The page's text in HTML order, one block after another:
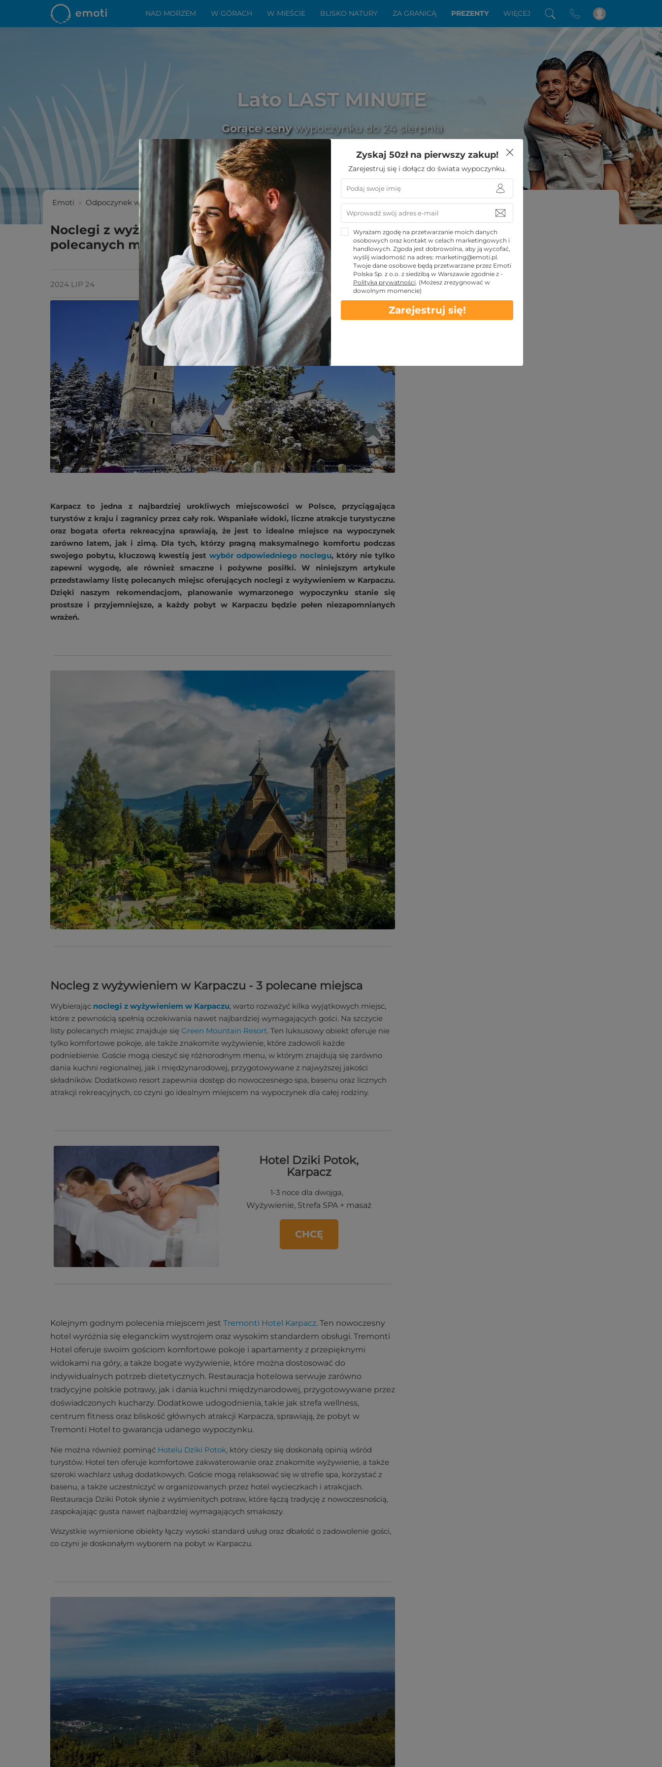
NAD MORZEM W GÓRACH W MIEŚCIE BLISKO NATURY ZA GRANICĄ PREZENTY WIĘCEJ
Lato LAST MINUTE
Gorące cenywypoczynku do 24 sierpnia
Emoti » Odpoczynek w górach Noclegi z wyżywieniem w Karpaczu
Noclegi z wyżywieniem w Karpaczu - lista
polecanych miejsc!
2024 LIP 24 Udostępnij znajomym!
TOP oferty
Karpacz to jedna z najbardziej urokliwych miejscowości w Polsce, przyciągająca
turystów z kraju i zagranicy przez cały rok. Wspaniałe widoki, liczne atrakcje turystyczne
oraz bogata oferta rekreacyjna sprawiają, że jest to idealne miejsce na wypoczynek
zarówno latem, jak i zimą. Dla tych, którzy pragną maksymalnego komfortu podczas
swojego pobytu, kluczową kwestią jest wybór odpowiedniego noclegu, który nie tylko
zapewni wygodę, ale również smaczne i pożywne posiłki. W niniejszym artykule
przedstawiamy listę polecanych miejsc oferujących noclegi z wyżywieniem w Karpaczu.
Dzięki naszym rekomendacjom, planowanie wymarzonego wypoczynku stanie się
prostsze i przyjemniejsze, a każdy pobyt w Karpaczu będzie pełen niezapomnianych
wrażeń.
Nocleg z wyżywieniem w Karpaczu - 3 polecane miejsca
Wybierając noclegi z wyżywieniem w Karpaczu, warto rozważyć kilka wyjątkowych miejsc,
które z pewnością spełnią oczekiwania nawet najbardziej wymagających gości. Na szczycie
listy polecanych miejsc znajduje się Green Mountain Resort. Ten luksusowy obiekt oferuje nie
tylko komfortowe pokoje, ale także znakomite wyżywienie, które zadowoli każde
podniebienie. Goście mogą cieszyć się różnorodnym menu, w którym znajdują się zarówno
dania kuchni regionalnej, jak i międzynarodowej, przygotowywane z najwyższej jakości
składników. Dodatkowo resort zapewnia dostęp do nowoczesnego spa, basenu oraz licznych
atrakcji rekreacyjnych, co czyni go idealnym miejscem na wypoczynek dla całej rodziny.
Hotel Dziki Potok,
Karpacz
1-3 noce dla dwojga,
Wyżywienie, Strefa SPA + masaż
CHCĘ
Kolejnym godnym polecenia miejscem jest Tremonti Hotel Karpacz. Ten nowoczesny
hotel wyróżnia się eleganckim wystrojem oraz wysokim standardem obsługi. Tremonti
Hotel oferuje swoim gościom komfortowe pokoje i apartamenty z przepięknymi
widokami na góry, a także bogate wyżywienie, które można dostosować do
indywidualnych potrzeb dietetycznych. Restauracja hotelowa serwuje zarówno
tradycyjne polskie potrawy, jak i dania kuchni międzynarodowej, przygotowywane przez
doświadczonych kucharzy. Dodatkowe udogodnienia, takie jak strefa wellness,
centrum fitness oraz bliskość głównych atrakcji Karpacza, sprawiają, że pobyt w
Tremonti Hotel to gwarancja udanego wypoczynku.
Nie można również pominąć Hotelu Dziki Potok, który cieszy się doskonałą opinią wśród
turystów. Hotel ten oferuje komfortowe zakwaterowanie oraz znakomite wyżywienie, a także
szeroki wachlarz usług dodatkowych. Goście mogą relaksować się w strefie spa, korzystać z
basenu, a także uczestniczyć w organizowanych przez hotel wycieczkach i atrakcjach.
Restauracja Dziki Potok słynie z wyśmienitych potraw, które łączą tradycję z nowoczesnością,
zaspokajając gusta nawet najbardziej wymagających smakoszy.
Wszystkie wymienione obiekty łączy wysoki standard usług oraz dbałość o zadowolenie gości,
co czyni je doskonałym wyborem na pobyt w Karpaczu.
Zyskaj 50zł na pierwszy zakup!
Zarejestruj się i dołącz do świata wypoczynku.
Wyrażam zgodę na przetwarzanie moich danych
osobowych oraz kontakt w celach marketingowych i
handlowych. Zgoda jest dobrowolna, aby ją wycofać,
wyślij wiadomość na adres: marketing@emoti.pl.
Twoje dane osobowe będą przetwarzane przez Emoti
Polska Sp. z o.o. z siedzibą w Warszawie zgodnie z -
Polityką prywatności. (Możesz zrezygnować w
dowolnym momencie)
Zarejestruj się!